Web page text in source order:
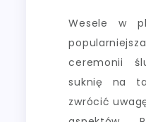
Wesele w
ceremonii
suknię na
zwrócić